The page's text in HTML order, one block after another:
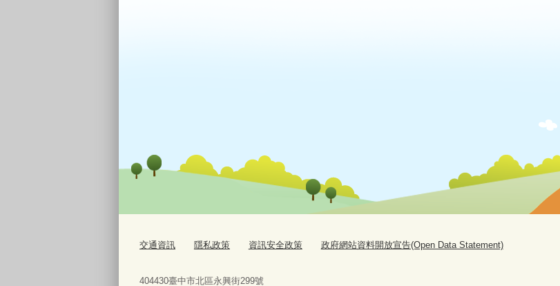
交通資訊 隱私政策 資訊安全政策 政府網站資料開放宣告(Open Data Statement)
404430臺中市北區永興街299號